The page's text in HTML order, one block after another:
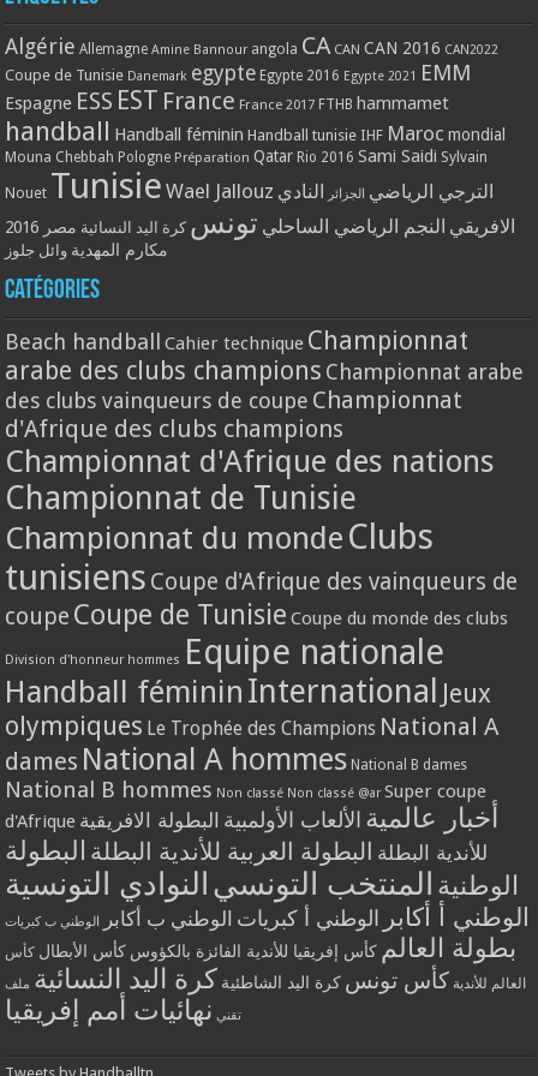
Algérie Allemagne Amine Bannour angola CA CAN CAN 2016 CAN2022
Coupe de Tunisie Danemark egypte Egypte 2016 Egypte 2021 EMM
Espagne ESS EST France France 2017 FTHB hammamet
handball Handball féminin Handball tunisie IHF Maroc mondial
Mouna Chebbah Pologne Préparation Qatar Rio 2016 Sami Saidi Sylvain
Nouet Tunisie Wael Jallouz الترجي الرياضي الجزائر النادي
الافريقي النجم الرياضي الساحلي تونس كرة اليد النسائية مصر 2016
مكارم المهدية وائل جلوز
Catégories
Beach handball Cahier technique Championnat
arabe des clubs champions Championnat arabe
des clubs vainqueurs de coupe Championnat
d'Afrique des clubs champions
Championnat d'Afrique des nations
Championnat de Tunisie
Championnat du monde Clubs
tunisiens Coupe d'Afrique des vainqueurs de
coupe Coupe de Tunisie Coupe du monde des clubs
Division d'honneur hommes Equipe nationale
Handball féminin International Jeux
olympiques Le Trophée des Champions National A
dames National A hommes National B dames
National B hommes Non classé Non classé @ar Super coupe
d'Afrique
أخبار عالمية الألعاب الأولمبية البطولة الافريقية
للأندية البطلة البطولة العربية للأندية البطلة البطولة
الوطنية المنتخب التونسي النوادي التونسية
الوطني أ أكابر الوطني أ كبريات الوطني ب أكابر الوطني ب كبريات
بطولة العالم كأس إفريقيا للأندية الفائزة بالكؤوس كأس الأبطال كأس
العالم للأندية كأس تونس كرة اليد الشاطئية كرة اليد النسائية ملف
تقني نهائيات أمم إفريقيا